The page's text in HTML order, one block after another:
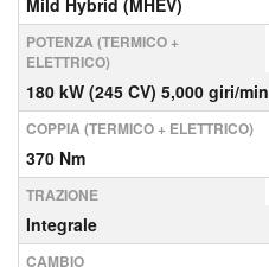
Mild Hybrid (MHEV)
POTENZA (TERMICO +
ELETTRICO)
180 kW (245 CV) 5,000 giri/min
COPPIA (TERMICO + ELETTRICO)
370 Nm
TRAZIONE
Integrale
CAMBIO